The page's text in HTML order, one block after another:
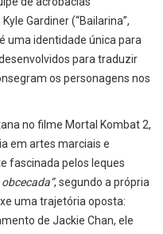
Gardiner (“Bailarina”,
uma identidade única para
para traduzir
os personagens nos
no filme Mortal Kombat 2,
em artes marciais e
fascinada pelos leques
, segundo a própria
uma trajetória oposta:
de Jackie Chan, ele